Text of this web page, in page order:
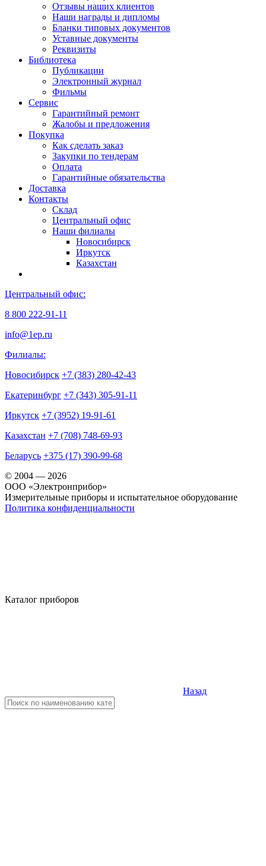
Отзывы наших клиентов
Наши награды и дипломы
Бланки типовых документов
Уставные документы
Реквизиты
Библиотека
Публикации
Электронный журнал
Фильмы
Сервис
Гарантийный ремонт
Жалобы и предложения
Покупка
Как сделать заказ
Закупки по тендерам
Оплата
Гарантийные обязательства
Доставка
Контакты
Склад
Центральный офис
Наши филиалы
Новосибирск
Иркутск
Казахстан
Центральный офис:
8 800 222-91-11
info@1ep.ru
Филиалы:
Новосибирск +7 (383) 280-42-43
Екатеринбург +7 (343) 305-91-11
Иркутск +7 (3952) 19-91-61
Казахстан +7 (708) 748-69-93
Беларусь +375 (17) 390-99-68
© 2004 — 2026
OOO «Электронприбор»
Измерительные приборы и испытательное оборудование
Политика конфиденциальности
Каталог приборов
Назад